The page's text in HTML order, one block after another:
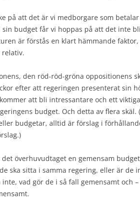
på att det är vi medborgare som
budget får vi hoppas på att det inte
är förstås en klart hämmande
den röd-röd-gröna oppositionens
efter att regeringen presenterat sin
att bli intressantare och ett
budget. Och detta av flera
budgetar, alltid är förslag i
det överhuvudtaget en gemensam
ska sitta i samma regering, eller är de
inte, vad gör de i så fall gemensamt och